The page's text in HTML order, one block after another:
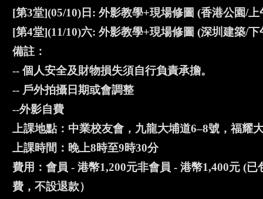
[第3堂](05/10)日: 外影教學+現場修圖 (香港公園/上
[第4堂](11/10)六: 外影教學+現場修圖 (深圳建築/下
備註：
-- 個人安全及財物損失須自行負責承擔。
-- 戶外拍攝日期或會調整
--外影自費
上課地點：中業校友會，九龍大埔道6–8號，福耀
上課時間：晚上8時至9時30分
費用：會員 - 港幣1,200元非會員 - 港幣1,400元 (
費，不設退款）